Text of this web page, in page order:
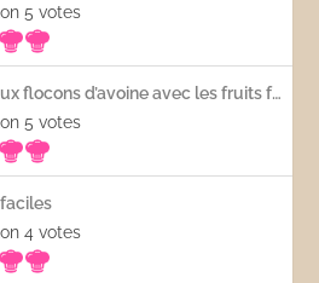
5votes
Porridge aux flocons d’avoine avec les fruits frais
5votes
4votes